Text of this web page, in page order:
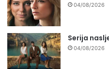
04/08/2026
Serija
04/08/2026